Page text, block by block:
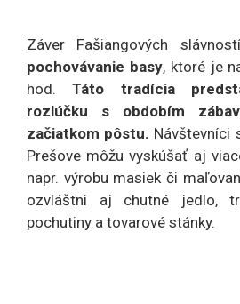
Záver Fašiangových
pochovávanie basy, ktoré je
hod.Táto tradícia
rozlúčku s obdobím
začiatkom pôstu. Návštevníci
Prešove môžu vyskúšať aj
napr. výrobu masiek či
ozvláštni aj chutné jedlo,
pochutiny a tovarové stánky.